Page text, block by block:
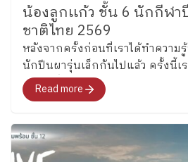
น้องลูกเเก้ว ชั้น 6 นักกีฬ
ชาติไทย 2569
หลังจากครั้งก่อนที่เราได้ทำความ
นักปีนผารุ่นเล็กกันไปแล้ว ครั้งนี้เ
คนโต ซึ่งล่าสุดได้รับการคัดเลือก
ผาเยาวชนทีมชาติไทย รุ่นอายุไม่เกิ
เรือนงาม นักเรียนชั้น 6 โรงเรียนเ
Read more